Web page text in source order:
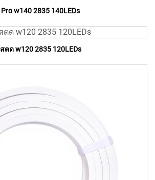
Pro w140 2835 140LEDs
สตด w120 2835 120LEDs